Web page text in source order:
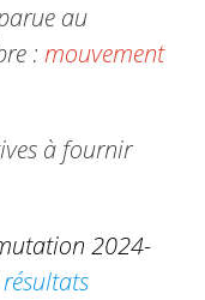
au
: mouvement
à fournir
2024-